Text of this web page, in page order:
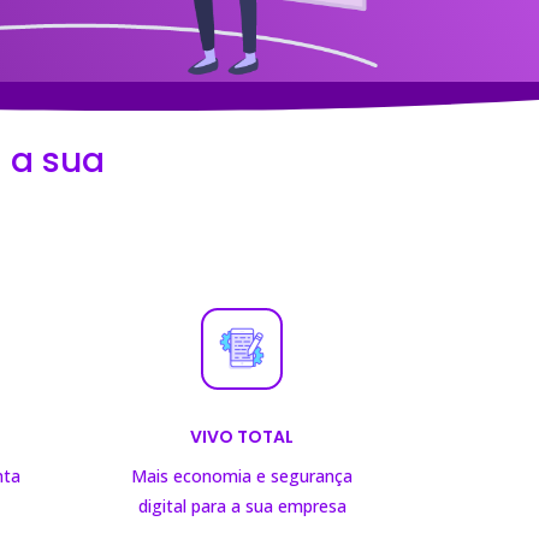
sua
VIVO TOTAL
Mais economia e segurança
digital para a sua empresa